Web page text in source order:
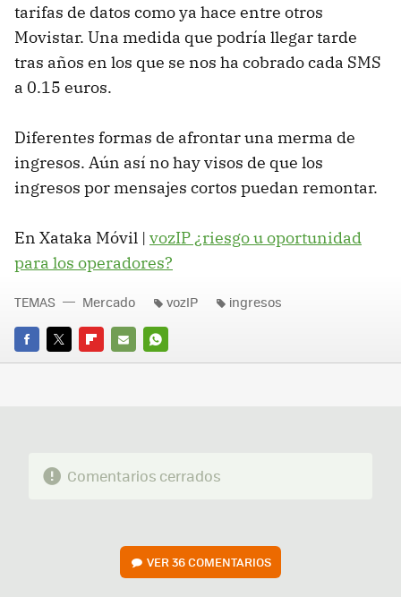
tarifas de datos como ya hace entre otros
Movistar. Una medida que podría llegar tarde
tras años en los que se nos ha cobrado cada SMS
a 0.15 euros.
Diferentes formas de afrontar una merma de
ingresos. Aún así no hay visos de que los
ingresos por mensajes cortos puedan remontar.
En Xataka Móvil | vozIP ¿riesgo u oportunidad
para los operadores?
FACEBOOK
TWITTERFLIPBOARD
E-
WHATSAPP
TEMAS Mercado vozIP ingresos
Comentarios cerrados
VER36 COMENTARIOS